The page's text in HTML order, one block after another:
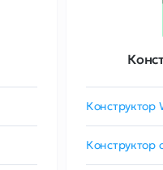
Конструктор
Конструктор